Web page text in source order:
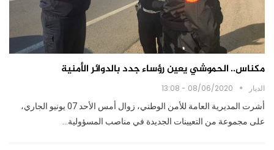
مكناس.. الحموشي يعين رؤساء جدد بالدوائر الأمنية
الديار 08/06/2020 - 13:08
أشرت المديرية العامة للأمن الوطني، زوال أمس الأحد 07 يونيو الجاري،
على مجموعة من التعيينات الجديدة في مناصب المسؤولية…